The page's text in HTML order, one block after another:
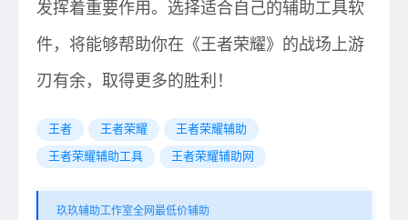
发挥着重要作用。选择适合自己的辅助工具软
件，将能够帮助你在《王者荣耀》的战场上游
刃有余，取得更多的胜利！
王者 王者荣耀 王者荣耀辅助
王者荣耀辅助工具 王者荣耀辅助网
玖玖辅助工作室全网最低价辅助